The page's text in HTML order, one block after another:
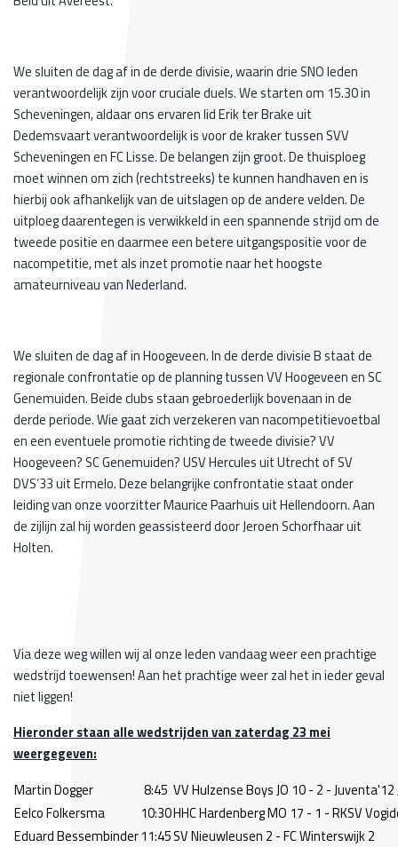
We sluiten de dag af in de derde divisie, waarin drie SNO leden
verantwoordelijk zijn voor cruciale duels. We starten om 15.30 in
Scheveningen, aldaar ons ervaren lid Erik ter Brake uit
Dedemsvaart verantwoordelijk is voor de kraker tussen SVV
Scheveningen en FC Lisse. De belangen zijn groot. De thuisploeg
moet winnen om zich (rechtstreeks) te kunnen handhaven en is
hierbij ook afhankelijk van de uitslagen op de andere velden. De
uitploeg daarentegen is verwikkeld in een spannende strijd om de
tweede positie en daarmee een betere uitgangspositie voor de
nacompetitie, met als inzet promotie naar het hoogste
amateurniveau van Nederland.
We sluiten de dag af in Hoogeveen. In de derde divisie B staat de
regionale confrontatie op de planning tussen VV Hoogeveen en SC
Genemuiden. Beide clubs staan gebroederlijk bovenaan in de
derde periode. Wie gaat zich verzekeren van nacompetitievoetbal
en een eventuele promotie richting de tweede divisie? VV
Hoogeveen? SC Genemuiden? USV Hercules uit Utrecht of SV
DVS’33 uit Ermelo. Deze belangrijke confrontatie staat onder
leiding van onze voorzitter Maurice Paarhuis uit Hellendoorn. Aan
de zijlijn zal hij worden geassisteerd door Jeroen Schorfhaar uit
Holten.
Via deze weg willen wij al onze leden vandaag weer een prachtige
wedstrijd toewensen! Aan het prachtige weer zal het in ieder geval
niet liggen!
Hieronder staan alle wedstrijden van zaterdag 23 mei
weergegeven:
Martin Dogger
8:45 VV Hulzense Boys JO 10 - 2 - Juventa'12
Eelco Folkersma
10:30HHC Hardenberg MO 17 - 1 - RKSV
Eduard Bessembinder11:45SV Nieuwleusen 2 - FC Winterswijk 2